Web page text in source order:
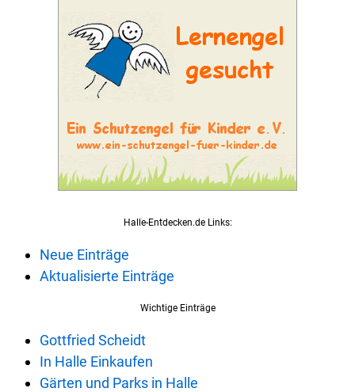
Halle-Entdecken.de Links:
Neue Einträge
Aktualisierte Einträge
Wichtige Einträge
Gottfried Scheidt
In Halle Einkaufen
Gärten und Parks in Halle